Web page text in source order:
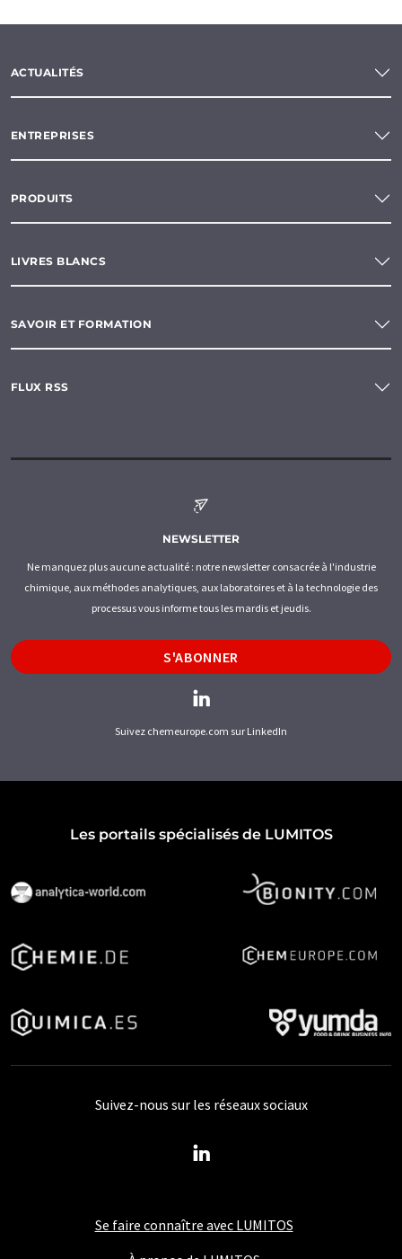
ACTUALITÉS
ENTREPRISES
PRODUITS
LIVRES BLANCS
SAVOIR ET FORMATION
FLUX RSS
NEWSLETTER
Ne manquez plus aucune actualité : notre newsletter consacrée à l'industrie
chimique, aux méthodes analytiques, aux laboratoires et à la technologie des
processus vous informe tous les mardis et jeudis.
S'ABONNER
Suivez chemeurope.com sur LinkedIn
Les portails spécialisés de LUMITOS
Se faire connaître avec LUMITOS
Suivez-nous sur les réseaux sociaux